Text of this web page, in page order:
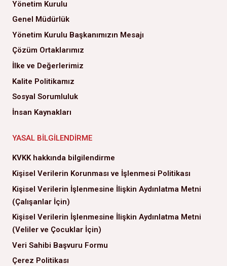
Yönetim Kurulu
Genel Müdürlük
Yönetim Kurulu Başkanımızın Mesajı
Çözüm Ortaklarımız
İlke ve Değerlerimiz
Kalite Politikamız
Sosyal Sorumluluk
İnsan Kaynakları
YASAL BILGILENDIRME
KVKK hakkında bilgilendirme
Kişisel Verilerin Korunması ve İşlenmesi Politikası
Kişisel Verilerin İşlenmesine İlişkin Aydınlatma Metni
(Çalışanlar İçin)
Kişisel Verilerin İşlenmesine İlişkin Aydınlatma Metni
(Veliler ve Çocuklar İçin)
Veri Sahibi Başvuru Formu
Çerez Politikası